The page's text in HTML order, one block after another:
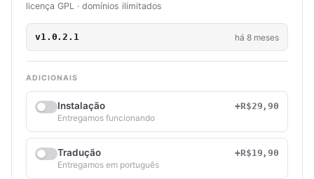
licença GPL · domínios ilimitados
v1.0.2.1 há 8 meses
ADICIONAIS
Instalação
+R$29,90
Entregamos funcionando
Tradução
+R$19,90
Entregamos em português